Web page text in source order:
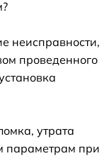
неисправности,
проведенного
утрата
параметрам при